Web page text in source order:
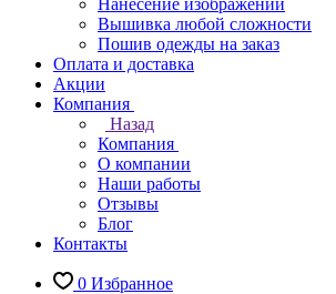
Вышивка любой сложности
Пошив одежды на заказ
Оплата и доставка
Акции
Компания
Назад
Компания
О компании
Наши работы
Отзывы
Блог
Контакты
0 Избранное